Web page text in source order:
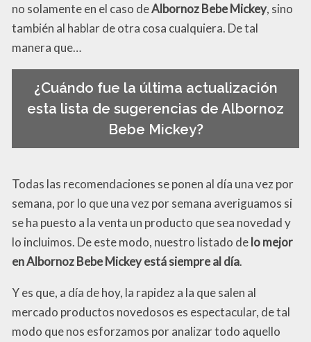
no solamente en el caso deAlbornoz Bebe Mickey, sino
también al hablar de otra cosa cualquiera. De tal
manera que…
¿Cuándo fue la última actualización
esta lista de sugerencias de Albornoz
Bebe Mickey?
Todas las recomendaciones se ponen al día una vez por
semana, por lo que una vez por semana averiguamos si
se ha puesto a la venta un producto que sea novedad y
lo incluimos. De este modo, nuestro listado delo mejor
en Albornoz Bebe Mickey está siempre al día.
Y es que, a día de hoy, la rapidez a la que salen al
mercado productos novedosos es espectacular, de tal
modo que nos esforzamos por analizar todo aquello